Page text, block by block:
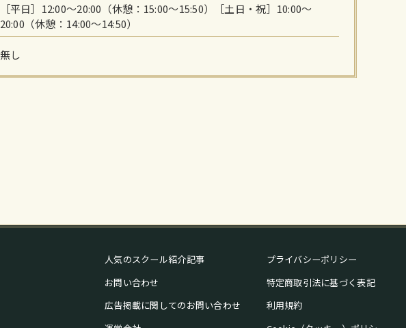
［平日］12:00～20:00（休憩：15:00～15:50）［土日・祝］10:00～
20:00（休憩：14:00～14:50）
無し
人気のスクール紹介記事
お問い合わせ
広告掲載に関してのお問い合わせ
プライバシーポリシー
特定商取引法に基づく表記
利用規約